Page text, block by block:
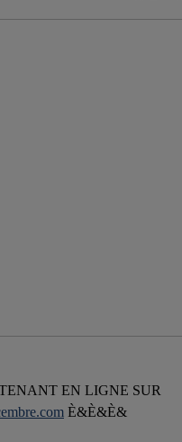
EN LIGNE SUR
m È&È&È&